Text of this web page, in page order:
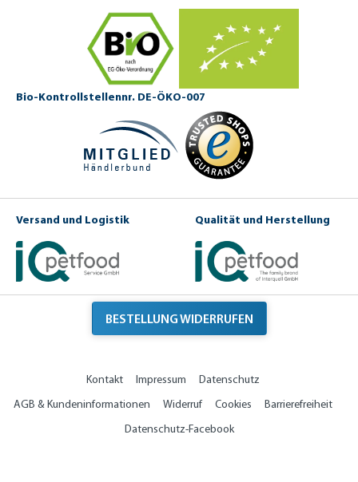
Bio-Kontrollstellennr. DE-ÖKO-007
Versand und Logistik Qualität und Herstellung
BESTELLUNG WIDERRUFEN
Kontakt Impressum
Datenschutz
AGB & Kundeninformationen
Widerruf Cookies
Barrierefreiheit
Datenschutz-Facebook